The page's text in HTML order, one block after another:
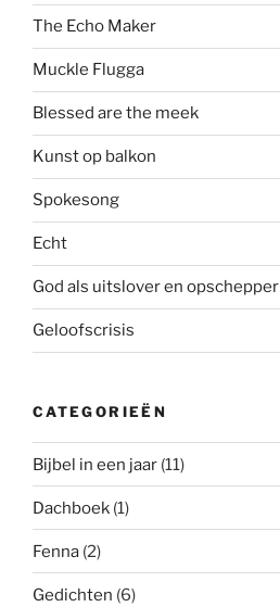
The Echo Maker
Muckle Flugga
Blessed are the meek
Kunst op balkon
Spokesong
Echt
God als uitslover en opschepper
Geloofscrisis
CATEGORIEËN
Bijbel in een jaar (11)
Dachboek (1)
Fenna (2)
Gedichten (6)